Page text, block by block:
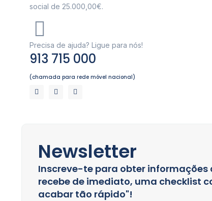
social de 25.000,00€.
Precisa de ajuda? Ligue para nós!
913 715 000
(chamada para rede móvel nacional)
Newsletter
Inscreve-te para obter
recebe de imediato, uma checklist
acabar tão rápido"!